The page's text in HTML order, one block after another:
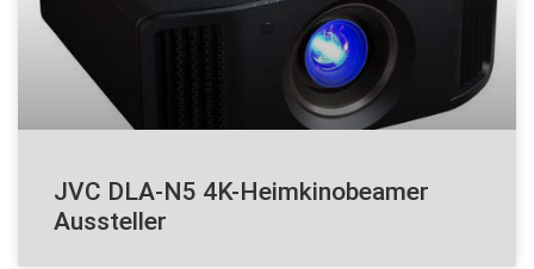
JVC DLA-N5 4K-Heimkinobeamer
Aussteller